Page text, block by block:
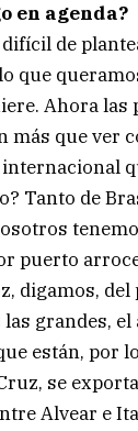
en agenda?
de
que
Ahora las
más que ver
Tanto de
puerto
digamos, del
grandes,
están, por
se
Alvear e